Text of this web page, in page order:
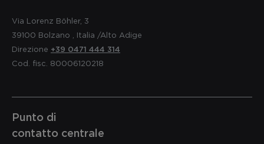
Via Lorenz Böhler, 3
39100 Bolzano Italia /Alto Adige
Direzione +39 0471 444 314
Cod. fisc. 80006120218
Punto di
contatto centrale